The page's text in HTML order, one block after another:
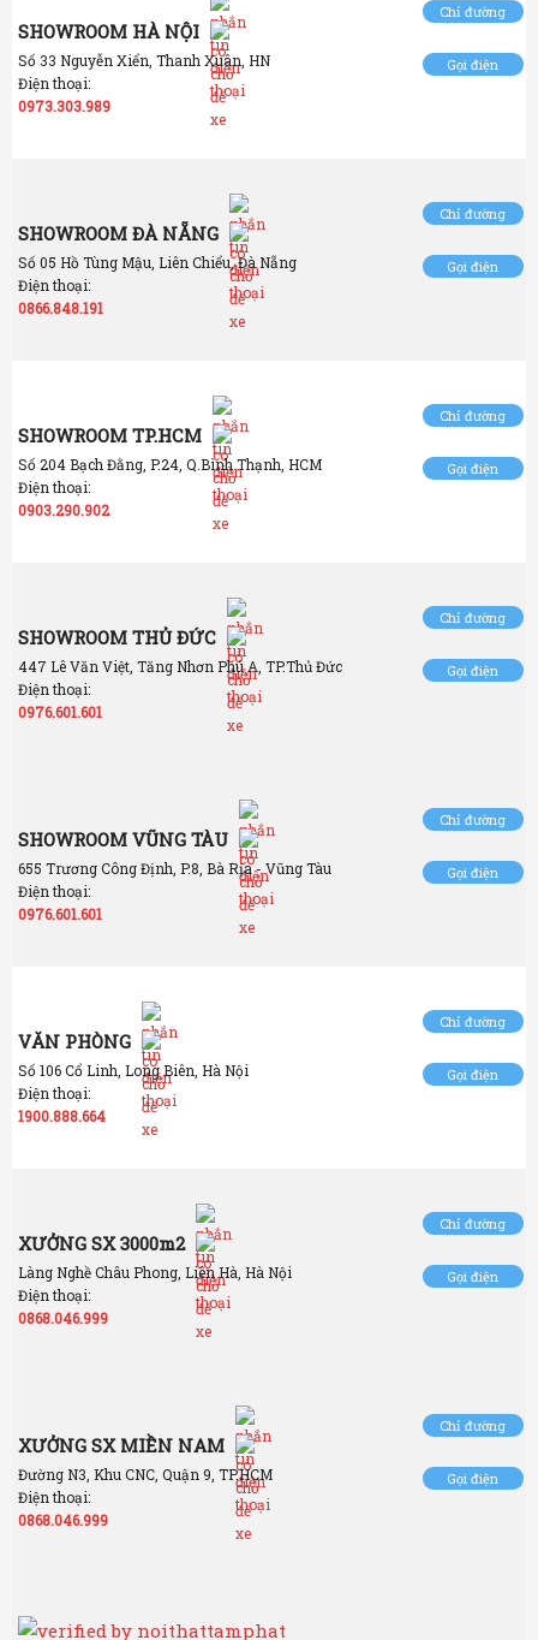
SHOWROOM HÀ NỘI
Số 33 Nguyễn Xiển, Thanh Xuân, HN
Điện thoại:
0973.303.989
Chỉ đường
Gọi điện
SHOWROOM ĐÀ NẴNG
Số 05 Hồ Tùng Mậu, Liên Chiểu, Đà Nẵng
Điện thoại:
0866.848.191
Chỉ đường
Gọi điện
SHOWROOM TP.HCM
Số 204 Bạch Đằng, P.24, Q.Bình Thạnh, HCM
Điện thoại:
0903.290.902
Chỉ đường
Gọi điện
SHOWROOM THỦ ĐỨC
447 Lê Văn Việt, Tăng Nhơn Phú A, TP.Thủ Đức
Điện thoại:
0976.601.601
Chỉ đường
Gọi điện
SHOWROOM VŨNG TÀU
655 Trương Công Định, P.8, Bà Rịa - Vũng Tàu
Điện thoại:
0976.601.601
Chỉ đường
Gọi điện
VĂN PHÒNG
Số 106 Cổ Linh, Long Biên, Hà Nội
Điện thoại:
1900.888.664
Chỉ đường
Gọi điện
XƯỞNG SX 3000m2
Làng Nghề Châu Phong, Liên Hà, Hà Nội
Điện thoại:
0868.046.999
Chỉ đường
Gọi điện
XƯỞNG SX MIỀN NAM
Đường N3, Khu CNC, Quận 9, TP.HCM
Điện thoại:
0868.046.999
Chỉ đường
Gọi điện